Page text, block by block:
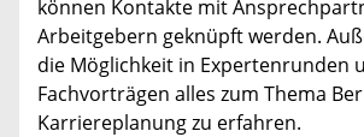
können Kontakte mit
Arbeitgebern geknüpft werden.
die Möglichkeit in Expertenrunden
Fachvorträgen alles zum Thema
Karriereplanung zu erfahren.